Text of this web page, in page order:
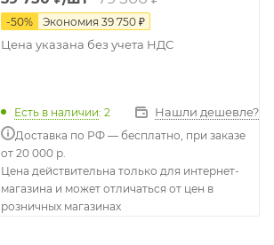
-50% Экономия 39 750 ₽
Цена указана без учета НДС
Есть в наличии: 2 Нашли дешевле?
Доставка по РФ — бесплатно, при заказе
от 20 000 р.
Цена действительна только для интернет-
магазина и может отличаться от цен в
розничных магазинах